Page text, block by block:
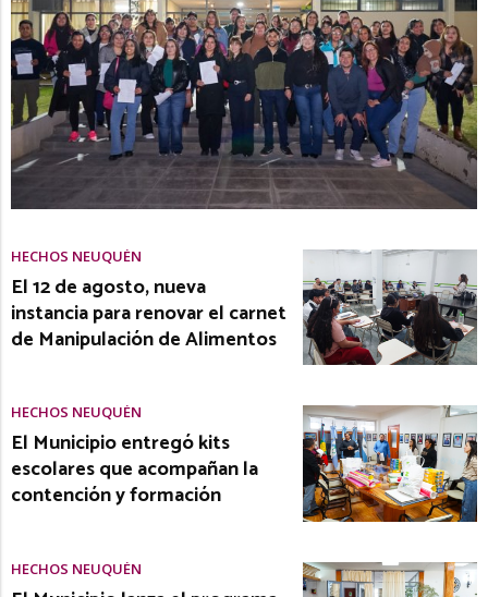
HECHOS NEUQUÉN
El 12 de agosto, nueva
instancia para renovar el carnet
de Manipulación de Alimentos
HECHOS NEUQUÉN
El Municipio entregó kits
escolares que acompañan la
contención y formación
HECHOS NEUQUÉN